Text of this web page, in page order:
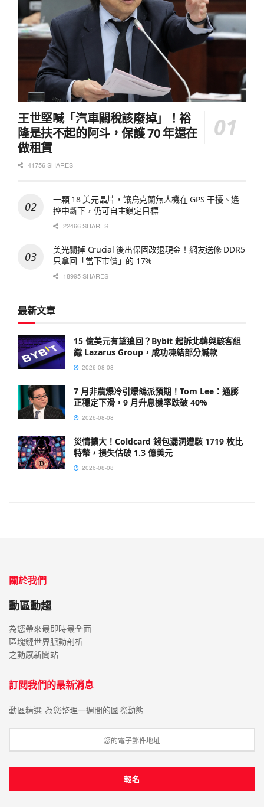
王世堅喊「汽車關稅該廢掉」！裕
隆是扶不起的阿斗，保護 70 年還在
做租賃
41756 SHARES
一顆 18 美元晶片，讓烏克蘭無人機在 GPS 干擾、遙
控中斷下，仍可自主鎖定目標
22466 SHARES
美光關掉 Crucial 後出保固改退現金！網友送修 DDR5
只拿回「當下市價」的 17%
18995 SHARES
最新文章
15 億美元有望追回？Bybit 起訴北韓與駭客組
織 Lazarus Group，成功凍結部分贓款
2026-08-08
7 月非農爆冷引爆鴿派預期！Tom Lee：通膨
正穩定下滑，9 月升息機率跌破 40%
2026-08-08
災情擴大！Coldcard 錢包漏洞遭駭 1719 枚比
特幣，損失估破 1.3 億美元
2026-08-08
關於我們
動區動趨
為您帶來最即時最全面
區塊鏈世界脈動剖析
之動感新聞站
訂閱我們的最新消息
動區精選-為您整理一週間的國際動態